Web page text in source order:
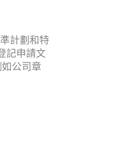
計劃和特
記申請文
公司章